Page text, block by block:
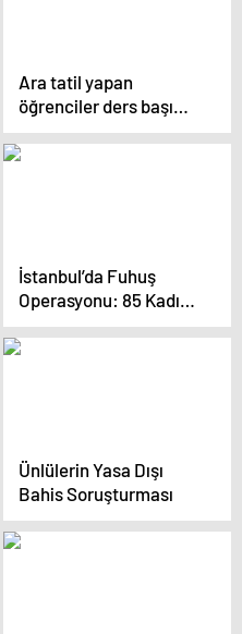
Ara tatil yapan
öğrenciler ders başı
yaptı, haftanın ilk iş
gününde trafik
İstanbul’da Fuhuş
Operasyonu: 85 Kadın
Kurtarıldı, 24 Şüpheli
Tutuklandı
Ünlülerin Yasa Dışı
Bahis Soruşturması